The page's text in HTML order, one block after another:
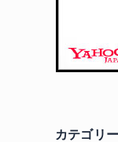
カテゴリー